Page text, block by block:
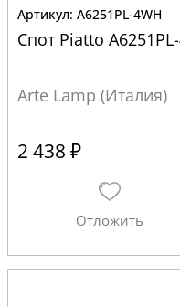
A6251PL-4WH
Спот Piatto
Arte Lamp (Италия)
2 438 ₽